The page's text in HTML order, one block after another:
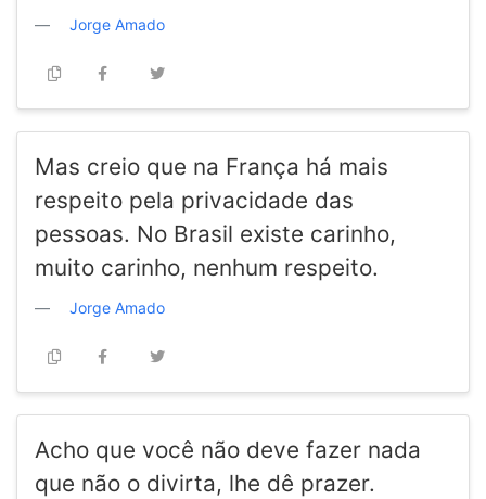
Jorge Amado
Mas creio que na França há mais
respeito pela privacidade das
pessoas. No Brasil existe carinho,
muito carinho, nenhum respeito.
Jorge Amado
Acho que você não deve fazer nada
que não o divirta, lhe dê prazer.